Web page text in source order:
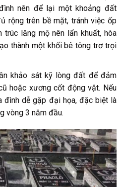
nên để lại một khoảng đất
rộng trên bề mặt, tránh việc ốp
trúc lăng mộ nên lẩn khuất, hòa
thành một khối bê tông trơ trọi
khảo sát kỹ lòng đất để đảm
hoặc xương cốt động vật. Nếu
đình dễ gặp đại họa, đặc biệt là
vòng 3 năm đầu.